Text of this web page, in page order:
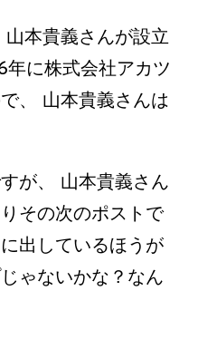
本貴義さんが設立
に株式会社アカツ
、 山本貴義さんは
が、 山本貴義さん
その次のポストで
出しているほうが
ゃないかな？なん